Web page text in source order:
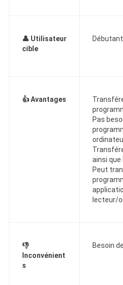
👤 Utilisateur
cible
👍Avantages
Pas
ainsi
Peut
lecteur/
👎
Inconvénient
s
Besoin